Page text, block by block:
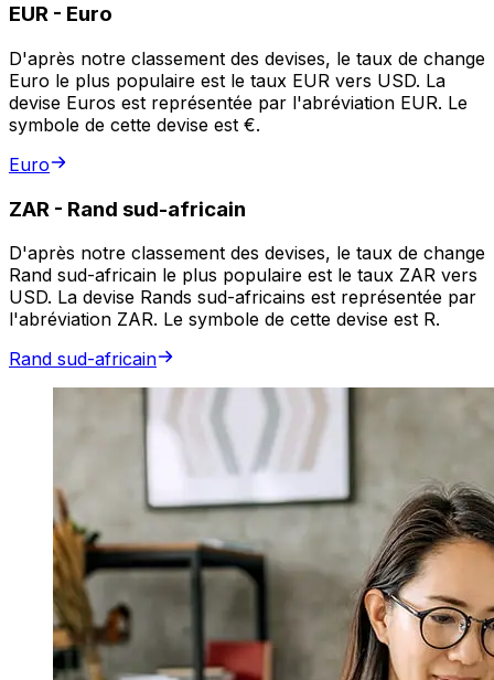
EUR - Euro
D'après notre classement des devises, le taux de change
Euro le plus populaire est le taux EUR vers USD. La
devise Euros est représentée par l'abréviation EUR. Le
symbole de cette devise est €.
Euro
ZAR - Rand sud-africain
D'après notre classement des devises, le taux de change
Rand sud-africain le plus populaire est le taux ZAR vers
USD. La devise Rands sud-africains est représentée par
l'abréviation ZAR. Le symbole de cette devise est R.
Rand sud-africain